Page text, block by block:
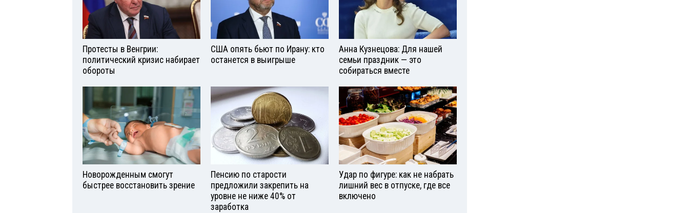
Протесты в Венгрии:
политический кризис набирает
обороты
США опять бьют по Ирану: кто
останется в выигрыше
Анна Кузнецова: Для нашей
семьи праздник — это
собираться вместе
Новорожденным смогут
быстрее восстановить зрение
Пенсию по старости
предложили закрепить на
уровне не ниже 40% от
заработка
Удар по фигуре: как не набрать
лишний вес в отпуске, где все
включено